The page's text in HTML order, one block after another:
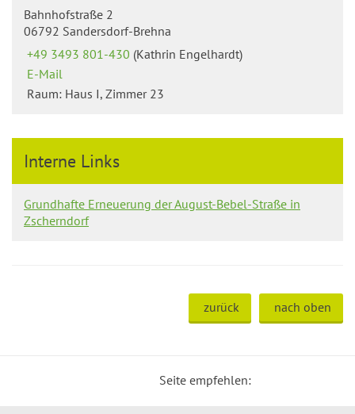
Bahnhofstraße 2
06792 Sandersdorf-Brehna
+49 3493 801-430 (Kathrin Engelhardt)
E-Mail
Raum: Haus I, Zimmer 23
Interne Links
Grundhafte Erneuerung der August-Bebel-Straße in
Zscherndorf
zurück nach oben
Seite empfehlen: